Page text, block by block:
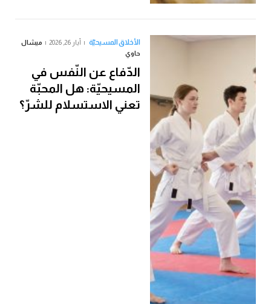
الأخلاق المسيحيّة أيار 26, 2026
ميشال
حاوي
الدّفاع عن النّفس في
المسيحيّة: هل المحبّة
تعني الاستسلام للشرّ؟